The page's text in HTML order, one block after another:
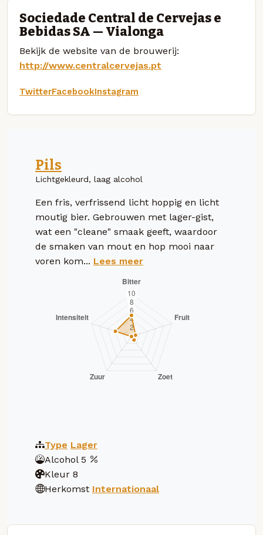
Sociedade Central de Cervejas e
Bebidas SA — Vialonga
Bekijk de website van de brouwerij:
http://www.centralcervejas.pt
TwitterFacebookInstagram
Pils
Lichtgekleurd, laag alcohol
Een fris, verfrissend licht hoppig en licht
moutig bier. Gebrouwen met lager-gist,
wat een "cleane" smaak geeft, waardoor
de smaken van mout en hop mooi naar
voren kom... Lees meer
Type Lager
Alcohol 5
Kleur 8
Herkomst Internationaal